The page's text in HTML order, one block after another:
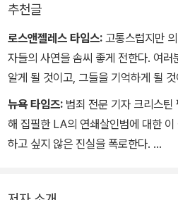
추천글
로스앤젤레스 타임스: 고통스럽지만
자들의 사연을 솜씨 좋게 전한다. 여
알게 될 것이고, 그들을 기억하게 될
뉴욕 타임즈: 범죄 전문 기자 크리스
해 집필한 LA의 연쇄살인범에 대한
하고 싶지 않은 진실을 폭로한다.